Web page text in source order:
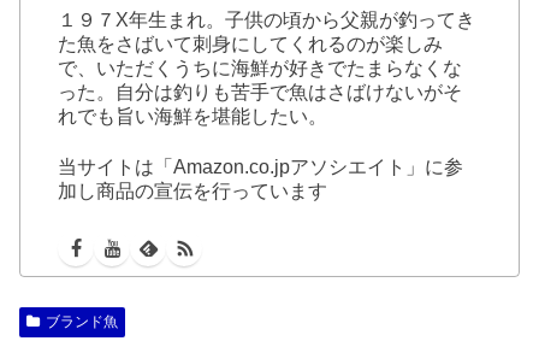
１９７X年生まれ。子供の頃から父親が釣ってき
た魚をさばいて刺身にしてくれるのが楽しみ
で、いただくうちに海鮮が好きでたまらなくな
った。自分は釣りも苦手で魚はさばけないがそ
れでも旨い海鮮を堪能したい。
当サイトは「Amazon.co.jpアソシエイト」に参
加し商品の宣伝を行っています
ブランド魚